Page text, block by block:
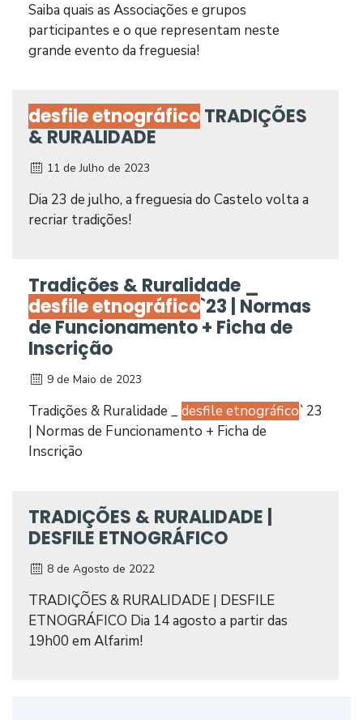
Saiba quais as Associações e grupos
participantes e o que representam neste
grande evento da freguesia!
desfile etnográficoTRADIÇÕES
& RURALIDADE
11 de Julho de 2023
Dia 23 de julho, a freguesia do Castelo volta a
recriar tradições!
Tradições & Ruralidade _
desfile etnográfico`23 | Normas
de Funcionamento + Ficha de
Inscrição
9 de Maio de 2023
Tradições & Ruralidade _desfile etnográfico`23
| Normas de Funcionamento + Ficha de
Inscrição
TRADIÇÕES & RURALIDADE |
DESFILE ETNOGRÁFICO
8 de Agosto de 2022
TRADIÇÕES & RURALIDADE | DESFILE
ETNOGRÁFICO Dia 14 agosto a partir das
19h00 em Alfarim!